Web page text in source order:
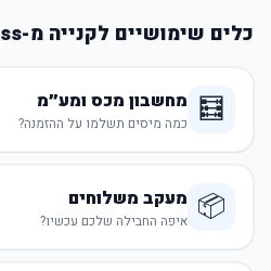
כלים שימושיים לקנייה מ-AliExpress
🧮 מחשבון מכס ומע״מ
כמה מיסים תשלמו על ההזמנה?
📦 מעקב משלוחים
איפה החבילה שלכם עכשיו?